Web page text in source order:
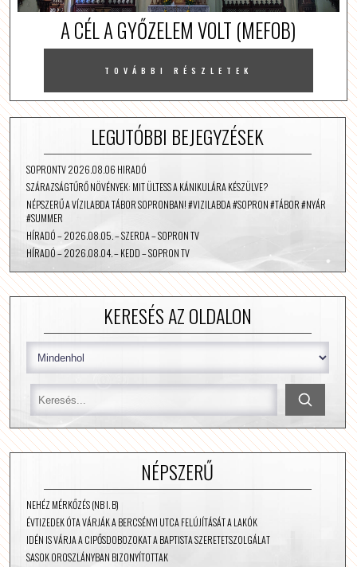
A CÉL A GYŐZELEM VOLT (MEFOB)
TOVÁBBI RÉSZLETEK
LEGUTÓBBI BEJEGYZÉSEK
SOPRONTV 2026.08.06 HIRADÓ
SZÁRAZSÁGTŰRŐ NÖVÉNYEK: MIT ÜLTESS A KÁNIKULÁRA KÉSZÜLVE?
NÉPSZERŰ A VÍZILABDA TÁBOR SOPRONBAN! #VIZILABDA #SOPRON #TÁBOR #NYÁR
#SUMMER
HÍRADÓ – 2026.08.05. – SZERDA – SOPRON TV
HÍRADÓ – 2026.08.04. – KEDD – SOPRON TV
KERESÉS AZ OLDALON
NÉPSZERŰ
NEHÉZ MÉRKŐZÉS (NB I. B)
ÉVTIZEDEK ÓTA VÁRJÁK A BERCSÉNYI UTCA FELÚJÍTÁSÁT A LAKÓK
IDÉN IS VÁRJA A CIPŐSDOBOZOKAT A BAPTISTA SZERETETSZOLGÁLAT
SASOK OROSZLÁNYBAN BIZONYÍTOTTAK